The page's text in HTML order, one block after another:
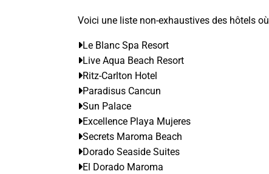
Voici une liste non-exhaustives des hôtels
Le Blanc Spa Resort
Live Aqua Beach Resort
Ritz-Carlton Hotel
Paradisus Cancun
Sun Palace
Excellence Playa Mujeres
Secrets Maroma Beach
Dorado Seaside Suites
El Dorado Maroma